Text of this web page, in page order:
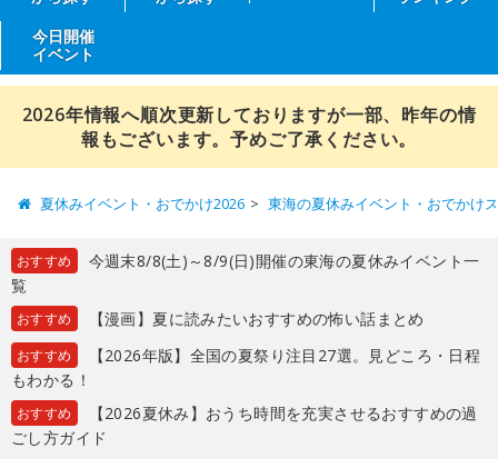
今日開催
イベント
2026年情報へ順次更新しておりますが一部、昨年の情
報もございます。予めご了承ください。
夏休みイベント・おでかけ2026 東海の夏休みイベント・おでかけ
おすすめ
今週末8/8(土)～8/9(日)開催の東海の夏休みイベント一
覧
おすすめ 【漫画】夏に読みたいおすすめの怖い話まとめ
おすすめ
【2026年版】全国の夏祭り注目27選。見どころ・日程
もわかる！
おすすめ
【2026夏休み】おうち時間を充実させるおすすめの過
ごし方ガイド